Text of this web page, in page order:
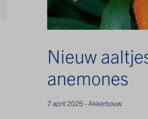
Nieuw
anemones
7 april 2025 - Akkerbouw